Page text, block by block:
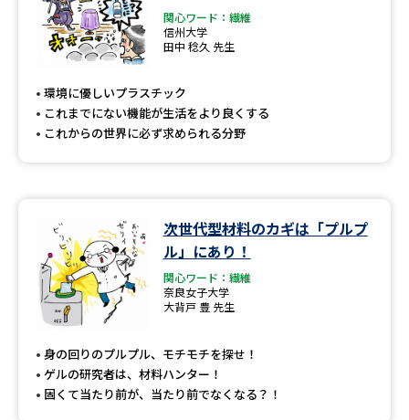
関心ワード：繊維
信州大学
田中 稔久 先生
環境に優しいプラスチック
これまでにない機能が生活をより良くする
これからの世界に必ず求められる分野
次世代型材料のカギは「プルプ
ル」にあり！
関心ワード：繊維
奈良女子大学
大背戸 豊 先生
身の回りのプルプル、モチモチを探せ！
ゲルの研究者は、材料ハンター！
固くて当たり前が、当たり前でなくなる？！